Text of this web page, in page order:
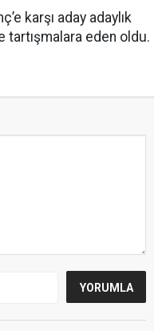
karşı aday adaylık
tartışmalara eden oldu.